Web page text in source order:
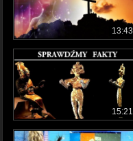
13:43
15:21